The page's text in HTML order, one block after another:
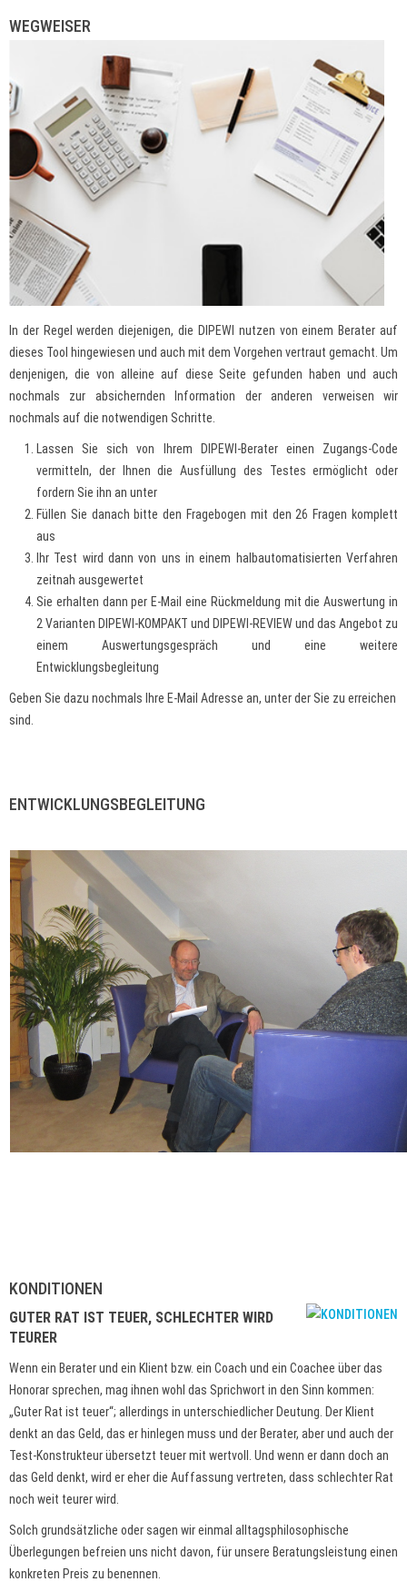
WEGWEISER
In der Regel werden diejenigen, die DIPEWI nutzen von einem Berater auf
dieses Tool hingewiesen und auch mit dem Vorgehen vertraut gemacht. Um
denjenigen, die von alleine auf diese Seite gefunden haben und auch
nochmals zur absichernden Information der anderen verweisen wir
nochmals auf die notwendigen Schritte.
Lassen Sie sich von Ihrem DIPEWI-Berater einen Zugangs-Code
vermitteln, der Ihnen die Ausfüllung des Testes ermöglicht oder
fordern Sie ihn an unter
Füllen Sie danach bitte den Fragebogen mit den 26 Fragen komplett
aus
Ihr Test wird dann von uns in einem halbautomatisierten Verfahren
zeitnah ausgewertet
Sie erhalten dann per E-Mail eine Rückmeldung mit die Auswertung in
2 Varianten DIPEWI-KOMPAKT und DIPEWI-REVIEW und das Angebot zu
einem Auswertungsgespräch und eine weitere
Entwicklungsbegleitung
Geben Sie dazu nochmals Ihre E-Mail Adresse an, unter der Sie zu erreichen
sind.
ENTWICKLUNGSBEGLEITUNG
KONDITIONEN
GUTER RAT IST TEUER, SCHLECHTER WIRD
TEURER
Wenn ein Berater und ein Klient bzw. ein Coach und ein Coachee über das
Honorar sprechen, mag ihnen wohl das Sprichwort in den Sinn kommen:
„Guter Rat ist teuer“; allerdings in unterschiedlicher Deutung. Der Klient
denkt an das Geld, das er hinlegen muss und der Berater, aber und auch der
Test-Konstrukteur übersetzt teuer mit wertvoll. Und wenn er dann doch an
das Geld denkt, wird er eher die Auffassung vertreten, dass schlechter Rat
noch weit teurer wird.
Solch grundsätzliche oder sagen wir einmal alltagsphilosophische
Überlegungen befreien uns nicht davon, für unsere Beratungsleistung einen
konkreten Preis zu benennen.